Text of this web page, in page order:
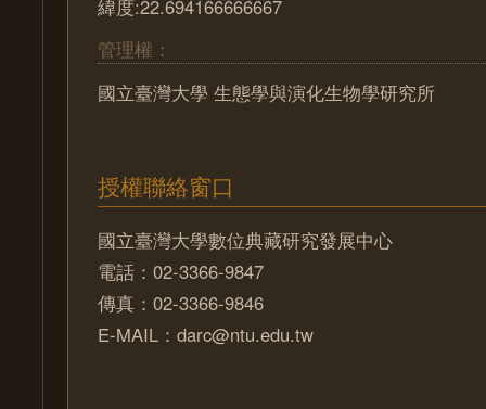
緯度:22.694166666667
管理權：
國立臺灣大學 生態學與演化生物學研究所
授權聯絡窗口
國立臺灣大學數位典藏研究發展中心
電話：02-3366-9847
傳真：02-3366-9846
E-MAIL：darc@ntu.edu.tw